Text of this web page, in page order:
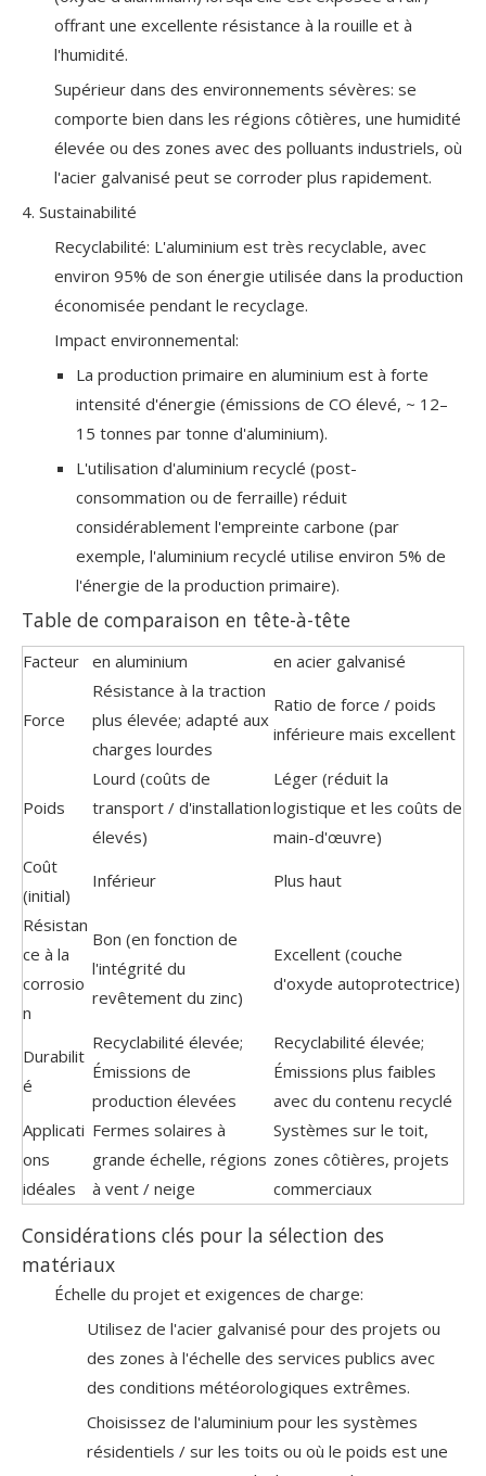
offrant une excellente résistance à la rouille et à
l'humidité.
Supérieur dans des environnements sévères: se
comporte bien dans les régions côtières, une humidité
élevée ou des zones avec des polluants industriels, où
l'acier galvanisé peut se corroder plus rapidement.
4. Sustainabilité
Recyclabilité: L'aluminium est très recyclable, avec
environ 95% de son énergie utilisée dans la production
économisée pendant le recyclage.
Impact environnemental:
La production primaire en aluminium est à forte
intensité d'énergie (émissions de CO élevé, ~ 12–
15 tonnes par tonne d'aluminium).
L'utilisation d'aluminium recyclé (post-
consommation ou de ferraille) réduit
considérablement l'empreinte carbone (par
exemple, l'aluminium recyclé utilise environ 5% de
l'énergie de la production primaire).
Table de comparaison en tête-à-tête
Facteur en aluminium en acier galvanisé
Force
Résistance à la traction
plus élevée; adapté aux
charges lourdes
Ratio de force / poids
inférieure mais excellent
Poids
Lourd (coûts de
transport / d'installation
élevés)
Léger (réduit la
logistique et les coûts de
main-d'œuvre)
Coût
(initial)
Inférieur Plus haut
Résistan
ce à la
corrosio
n
Bon (en fonction de
l'intégrité du
revêtement du zinc)
Excellent (couche
d'oxyde autoprotectrice)
Durabilit
é
Recyclabilité élevée;
Émissions de
production élevées
Recyclabilité élevée;
Émissions plus faibles
avec du contenu recyclé
Applicati
ons
idéales
Fermes solaires à
grande échelle, régions
à vent / neige
Systèmes sur le toit,
zones côtières, projets
commerciaux
Considérations clés pour la sélection des
matériaux
Échelle du projet et exigences de charge:
Utilisez de l'acier galvanisé pour des projets ou
des zones à l'échelle des services publics avec
des conditions météorologiques extrêmes.
Choisissez de l'aluminium pour les systèmes
résidentiels / sur les toits ou où le poids est une